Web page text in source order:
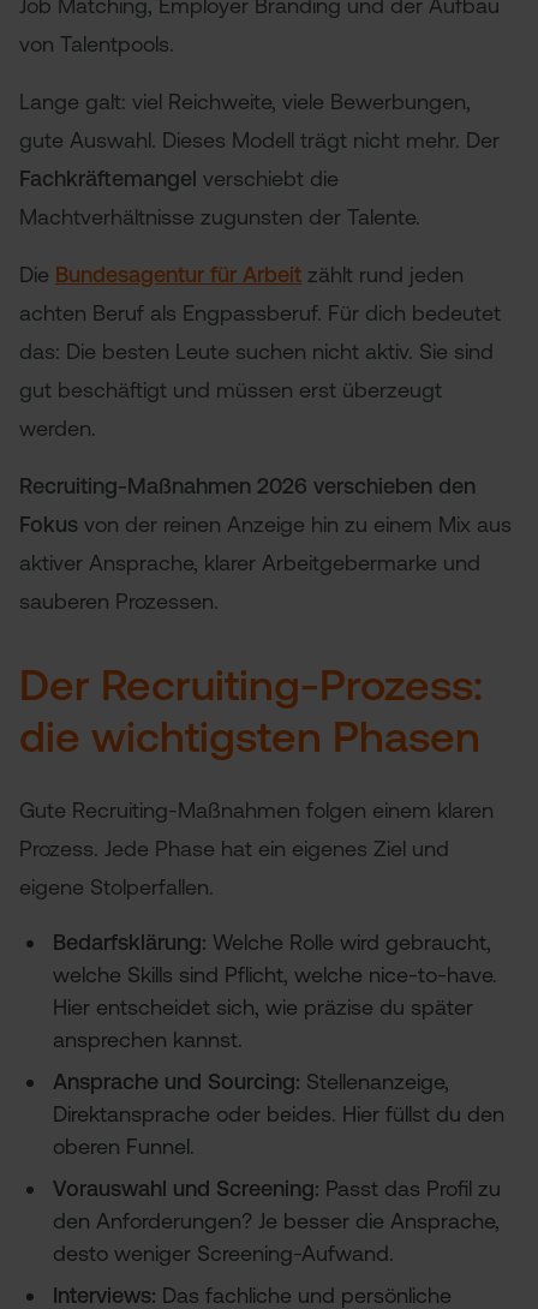
Job Matching, Employer Branding und der Aufbau
von Talentpools.
Lange galt: viel Reichweite, viele Bewerbungen,
gute Auswahl. Dieses Modell trägt nicht mehr. Der
Fachkräftemangel verschiebt die
Machtverhältnisse zugunsten der Talente.
Die Bundesagentur für Arbeit zählt rund jeden
achten Beruf als Engpassberuf. Für dich bedeutet
das: Die besten Leute suchen nicht aktiv. Sie sind
gut beschäftigt und müssen erst überzeugt
werden.
Recruiting-Maßnahmen 2026 verschieben den
Fokus von der reinen Anzeige hin zu einem Mix aus
aktiver Ansprache, klarer Arbeitgebermarke und
sauberen Prozessen.
Der Recruiting-Prozess:
die wichtigsten Phasen
Gute Recruiting-Maßnahmen folgen einem klaren
Prozess. Jede Phase hat ein eigenes Ziel und
eigene Stolperfallen.
Bedarfsklärung: Welche Rolle wird gebraucht,
welche Skills sind Pflicht, welche nice-to-have.
Hier entscheidet sich, wie präzise du später
ansprechen kannst.
Ansprache und Sourcing: Stellenanzeige,
Direktansprache oder beides. Hier füllst du den
oberen Funnel.
Vorauswahl und Screening: Passt das Profil zu
den Anforderungen? Je besser die Ansprache,
desto weniger Screening-Aufwand.
Interviews: Das fachliche und persönliche